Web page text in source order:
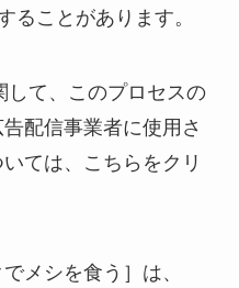
ることがあります。
して、このプロセスの
配信事業者に使用さ
ては、こちらをクリ
メシを食う］は、